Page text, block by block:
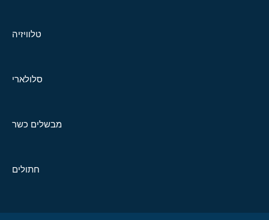
טלוויזיה
סלולארי
מבשלים כשר
חתולים